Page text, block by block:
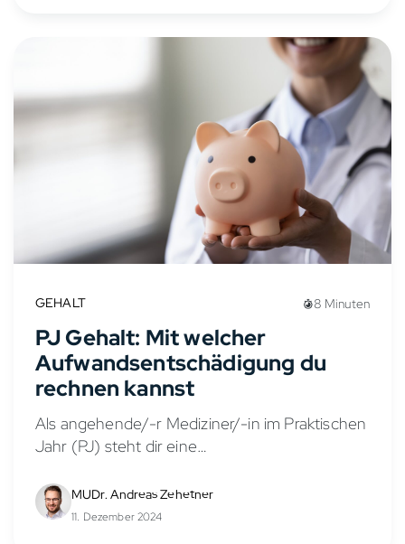
GEHALT 8 Minuten
PJ Gehalt: Mit welcher
Aufwandsentschädigung du
rechnen kannst
Als angehende/-r Mediziner/-in im Praktischen
Jahr (PJ) steht dir eine
Gehalt oder PJ Vergütung bezeichnet wird.
Diese Praktikumsvergütung soll deine
MUDr. Andreas Zehetner
11. Dezember 2024